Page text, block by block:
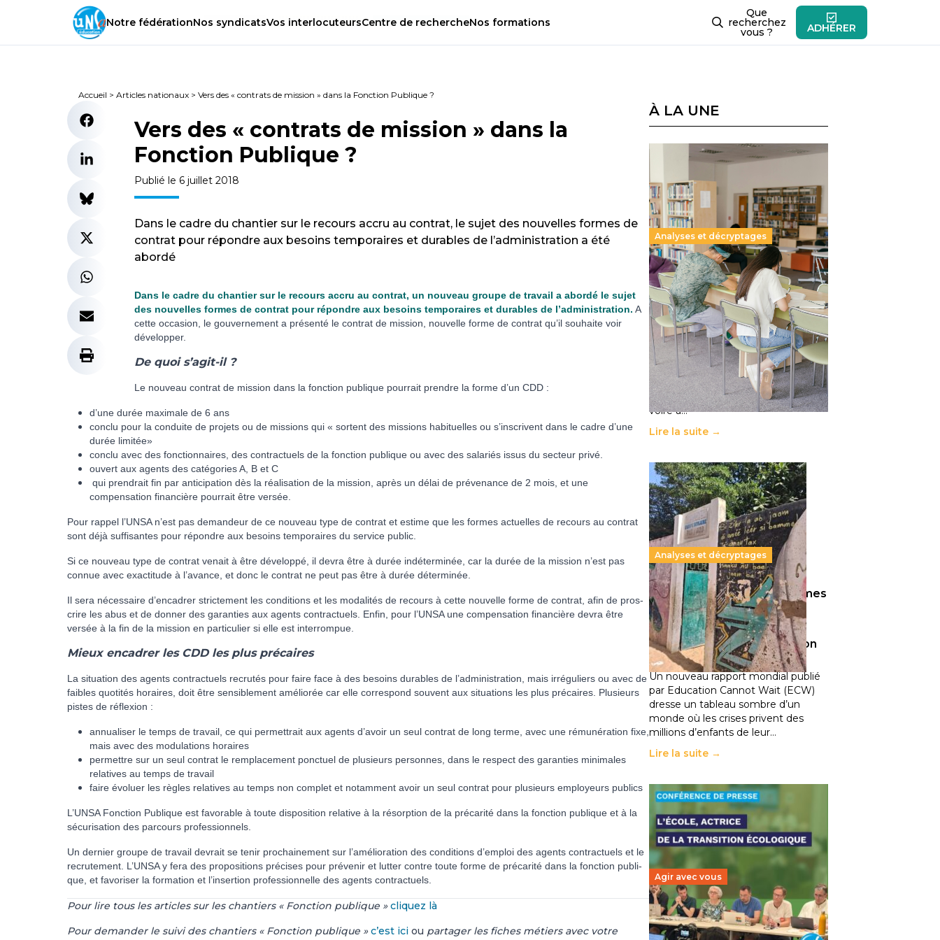
Notre fédérationNos syndicatsVos interlocuteursCentre de rechercheNos formations
Que
recherchez
vous ? ADHÉRER
Accueil > Articles nationaux > Vers des « contrats de mission » dans la Fonction Publique ?
Vers des « contrats de mission » dans la
Fonction Publique ?
Publié le 6 juillet 2018
Dans le cadre du chantier sur le recours accru au contrat, le sujet des nouvelles formes de
contrat pour répondre aux besoins temporaires et durables de l’administration a été
abordé
Dans le cadre du chantier sur le recours accru au contrat, un nouveau groupe de travail a abordé le sujet
des nouvelles formes de contrat pour répondre aux besoins temporaires et durables de l’administration. A
cette occasion, le gouvernement a présenté le contrat de mission, nouvelle forme de contrat qu’il souhaite voir
développer.
De quois’agit-il ?
Le nou­veau contrat de mis­sion dans la fonc­tion publi­que pour­rait pren­dre la forme d’un CDD :
d’une durée maximale de 6 ans
conclu pour la conduite de projets ou de missions qui « sortent des missions habituelles ou s’inscrivent dans le cadre d’une
durée limitée»
conclu avec des fonctionnaires, des contractuels de la fonction publique ou avec des salariés issus du secteur privé.
ouvert aux agents des catégories A, B et C
qui prendrait fin par anticipation dès la réalisation de la mission, après un délai de prévenance de 2 mois, et une
compensation financière pourrait être versée.
Pour rappel l’UNSA n’est pas demandeur de ce nouveau type de contrat et estime que les formes actuelles de recours au contrat
sont déjà suffisantes pour répondre aux besoins temporaires du service public.
Si ce nou­veau type de contrat venait à être développé, il devra être à durée indé­ter­mi­née, car la durée de la mis­sion n’est pas
connue avec exac­ti­tude à l’avance, et donc le contrat ne peut pas être à durée déter­mi­née.
Il sera néces­saire d’enca­drer stric­te­ment les condi­tions et les moda­li­tés de recours à cette nou­velle forme de contrat, afin de pros­
crire les abus et de donner des garan­ties aux agents contrac­tuels. Enfin, pour l’UNSA une com­pen­sa­tion finan­cière devra être
versée à la fin de la mis­sion en par­ti­cu­lier si elle est inter­rom­pue.
Mieux enca­drer les CDD les plus pré­cai­res
La situa­tion des agents contrac­tuels recru­tés pour faire face à des besoins dura­bles de l’admi­nis­tra­tion, mais irré­gu­liers ou avec de
fai­bles quo­ti­tés horai­res, doit être sen­si­ble­ment amé­lio­rée car elle cor­res­pond sou­vent aux situa­tions les plus pré­cai­res. Plusieurs
pistes de réflexion :
annualiser le temps de travail, ce qui permettrait aux agents d’avoir un seul contrat de long terme, avec une rémunération fixe,
mais avec des modulations horaires
permettre sur un seul contrat le remplacement ponctuel de plusieurs personnes, dans le respect des garanties minimales
relatives au temps de travail
faire évoluer les règles relatives au temps non complet et notamment avoir un seul contrat pour plusieurs employeurs publics
L’UNSA Fonction Publique est favo­ra­ble à toute dis­po­si­tion rela­tive à la résorp­tion de la pré­ca­rité dans la fonc­tion publi­que et à la
sécu­ri­sa­tion des par­cours pro­fes­sion­nels.
Un der­nier groupe de tra­vail devrait se tenir pro­chai­ne­ment sur l’amé­lio­ra­tion des condi­tions d’emploi des agents contrac­tuels et le
recru­te­ment. L’UNSA y fera des pro­po­si­tions pré­ci­ses pour pré­ve­nir et lutter contre toute forme de pré­ca­rité dans la fonc­tion publi­
que, et favo­ri­ser la for­ma­tion et l’inser­tion pro­fes­sion­nelle des agents contrac­tuels.
Pour lire tous les articles sur les chantiers « Fonction publique » cliquez là
Pour demander le suivi des chantiers « Fonction publique » c’est ici ou partager les fiches métiers avec votre
À LA UNE
Analyses et décryptages
Supérieur privé : une dérive
qui met à mal la promesse
républicaine
11 juillet 2026- National
Le projet de loi sur la régulation de
l’enseignement supérieur privé met
en lumière l’amplification d’un
système qui relègue l’acte
pédagogique au superfétatoire,
voire à…
Lire la suite →
Analyses et décryptages
258 millions d’enfants victimes
de la guerre, des chocs
climatiques et des
déplacements de population
11 juillet 2026 -National
Un nouveau rapport mondial publié
par Education Cannot Wait (ECW)
dresse un tableau sombre d’un
monde où les crises privent des
millions d’enfants de leur…
Lire la suite →
Agir avec vous
Transition écologique de
l’éducation : l’UNSA Éducation